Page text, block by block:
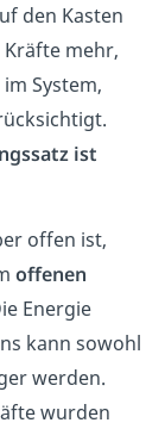
den Kasten
mehr,
System,
ist
offen ist,
offenen
Energie
kann sowohl
werden.
wurden